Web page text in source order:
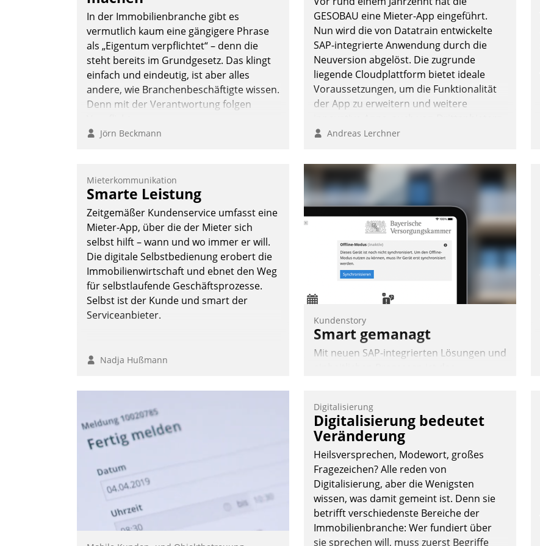
Andreas Lerchner
In der Immobilienbranche gibt es
vermutlich kaum eine gängigere Phrase
als „Eigentum verpflichtet“ – denn die
steht bereits im Grundgesetz. Das klingt
einfach und eindeutig, ist aber alles
andere, wie Branchenbeschäftigte wissen.
Denn mit der Verantwortung folgen
Jörn Beckmann
GESOBAU eine Mieter-App eingeführt.
Nun wird die von Datatrain entwickelte
SAP-integrierte Anwendung durch die
Neuversion abgelöst. Die zugrunde
liegende Cloudplattform bietet ideale
Voraussetzungen, um die Funktionalität
der App zu erweitern und weitere
in SAP zu integrieren.
Andreas Lerchner
Mieterkommunikation
Smarte Leistung
Zeitgemäßer Kundenservice umfasst eine
Mieter-App, über die der Mieter sich
selbst hilft – wann und wo immer er will.
Die digitale Selbstbedienung erobert die
Immobilienwirtschaft und ebnet den Weg
für selbstlaufende Geschäftsprozesse.
Selbst ist der Kunde und smart der
Serviceanbieter.
Nadja Hußmann
Kundenstory
Smart gemanagt
Mit neuen SAP-integrierten Lösungen und
Kapitalanlage für künftige Aufgaben und
Herausforderungen gerüstet.
Nadja Hußmann
Digitalisierung
Digitalisierung bedeutet
Veränderung
Heilsversprechen, Modewort, großes
Fragezeichen? Alle reden von
Digitalisierung, aber die Wenigsten
wissen, was damit gemeint ist. Denn sie
betrifft verschiedenste Bereiche der
Immobilienbranche: Wer fundiert über
sie sprechen will, muss zuerst Begriffe